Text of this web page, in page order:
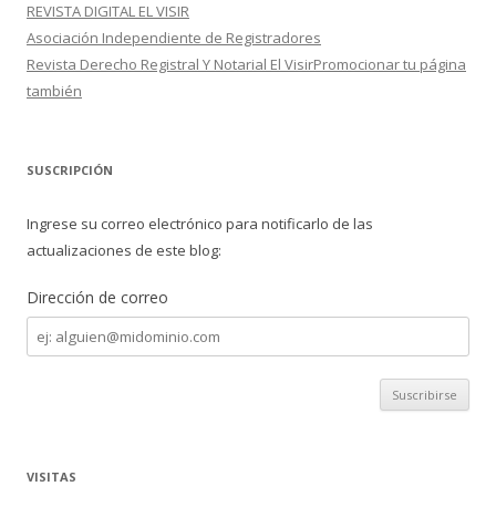
REVISTA DIGITAL EL VISIR
Asociación Independiente de Registradores
Revista Derecho Registral Y Notarial El VisirPromocionar tu página
también
SUSCRIPCIÓN
Ingrese su correo electrónico para notificarlo de las
actualizaciones de este blog:
Dirección de correo
Dirección
de
correo
VISITAS